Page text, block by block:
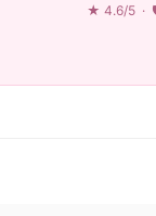
★ 4.6/5 ·